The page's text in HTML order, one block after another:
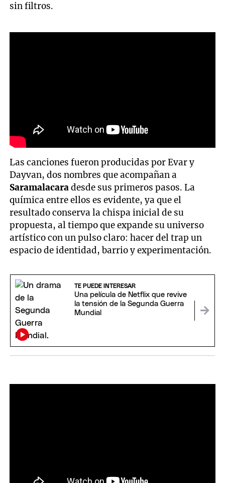
sin filtros.
Las canciones fueron producidas por Evar y
Dayvan, dos nombres que acompañan a
Saramalacaradesde sus primeros pasos. La
química entre ellos es evidente, ya que el
resultado conserva la chispa inicial de su
propuesta, al tiempo que expande su universo
artístico con un pulso claro: hacer del trap un
espacio de identidad, barrio y experimentación.
TE PUEDE INTERESAR
Una película de Netflix que revive
la tensión de la Segunda Guerra
Mundial